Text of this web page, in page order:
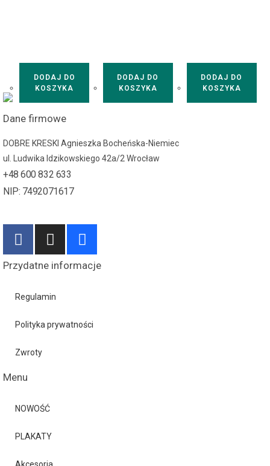
DODAJ DO
KOSZYKA
DODAJ DO
KOSZYKA
DODAJ DO
KOSZYKA
Dane firmowe
DOBRE KRESKI Agnieszka Bocheńska-Niemiec
ul. Ludwika Idzikowskiego 42a/2 Wrocław
+48 600 832 633
NIP: 7492071617
Przydatne informacje
Regulamin
Polityka prywatności
Zwroty
Menu
NOWOŚĆ
PLAKATY